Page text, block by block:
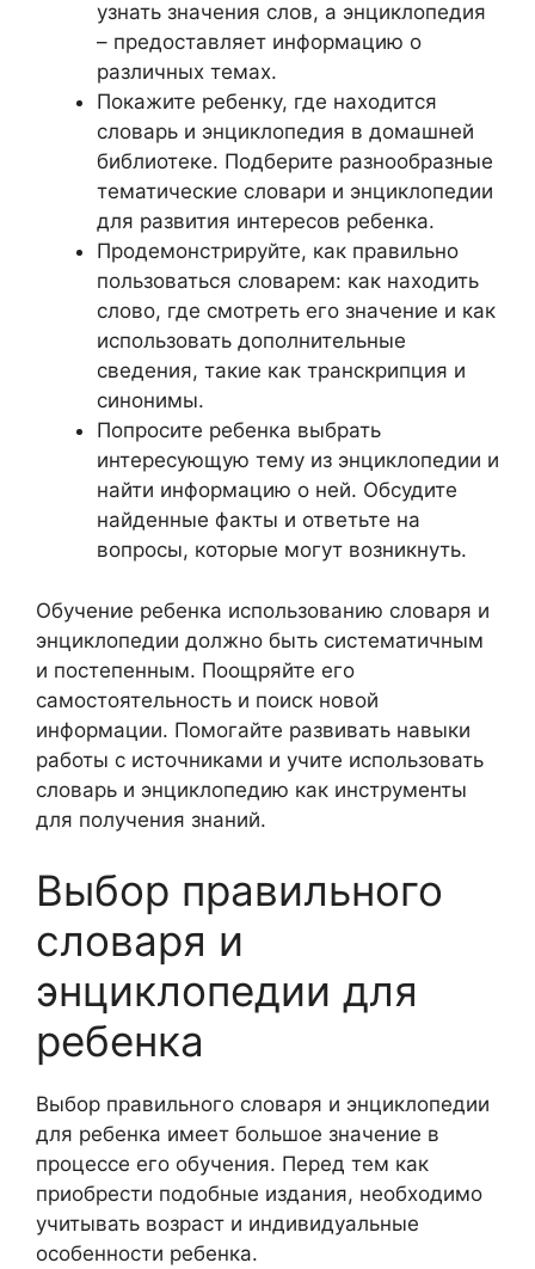
узнать значения слов, а энциклопедия
– предоставляет информацию о
различных темах.
Покажите ребенку, где находится
словарь и энциклопедия в домашней
библиотеке. Подберите разнообразные
тематические словари и энциклопедии
для развития интересов ребенка.
Продемонстрируйте, как правильно
пользоваться словарем: как находить
слово, где смотреть его значение и как
использовать дополнительные
сведения, такие как транскрипция и
синонимы.
Попросите ребенка выбрать
интересующую тему из энциклопедии и
найти информацию о ней. Обсудите
найденные факты и ответьте на
вопросы, которые могут возникнуть.
Обучение ребенка использованию словаря и
энциклопедии должно быть систематичным
и постепенным. Поощряйте его
самостоятельность и поиск новой
информации. Помогайте развивать навыки
работы с источниками и учите использовать
словарь и энциклопедию как инструменты
для получения знаний.
Выбор правильного
словаря и
энциклопедии для
ребенка
Выбор правильного словаря и энциклопедии
для ребенка имеет большое значение в
процессе его обучения. Перед тем как
приобрести подобные издания, необходимо
учитывать возраст и индивидуальные
особенности ребенка.